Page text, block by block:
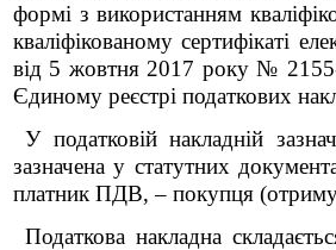
формі з використанням
кваліфікованому сертифікаті
від 5 жовтня 2017 року № 2155-
Єдиному реєстрі податкових
У податковій накладній
зазначена у статутних
платник ПДВ, – покупця
Податкова накладна